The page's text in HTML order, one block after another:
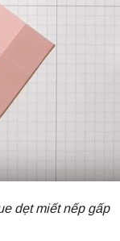
dẹt miết nếp gấp